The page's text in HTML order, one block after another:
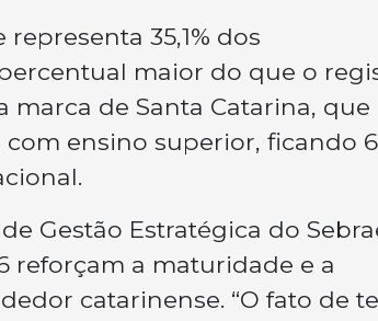
35,1% dos
maior do que o
marca de Santa Catarina, que
ensino superior, ficando
Gestão Estratégica do
reforçam a maturidade e a
catarinense. “O fato de